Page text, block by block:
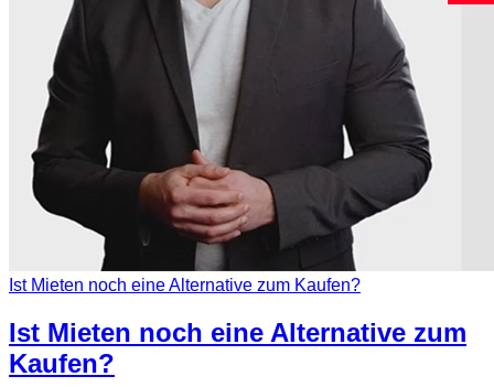
Ist Mieten noch eine Alternative zum Kaufen?
Ist Mieten noch eine Alternative zum
Kaufen?